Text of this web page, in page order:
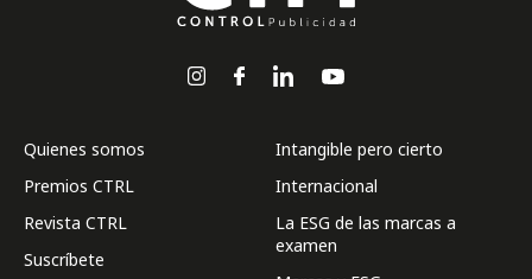
Quienes somos
Premios CTRL
Revista CTRL
Suscríbete
Intangible pero cierto
Internacional
La ESG de las marcas a
examen